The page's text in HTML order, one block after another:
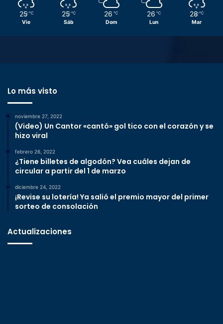
25 ℃
Vie
25 ℃
Sáb
26 ℃
Dom
26 ℃
Lun
28 ℃
Mar
Lo más visto
noviembre 27, 2022
(Video) Un Cantor «cantó» gol tico con el corazón y se
hizo viral
febrero 26, 2022
¿Tiene billetes de algodón? Vea cuáles dejan de
circular a partir del 1 de marzo
diciembre 24, 2022
¡Revise su lotería! Ya salió el premio mayor del primer
sorteo de consolación
Actualizaciones